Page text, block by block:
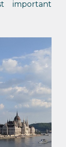
important